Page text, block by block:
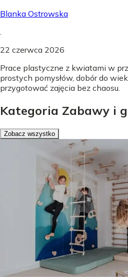
Blanka Ostrowska
.
22 czerwca 2026
Prace plastyczne z kwiatami w
prostych pomysłów, dobór do
przygotować zajęcia bez chaosu.
Kategoria Zabawy i
Zobacz wszystko